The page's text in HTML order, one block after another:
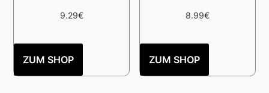
9.29€
ZUM SHOP
8.99€
ZUM SHOP